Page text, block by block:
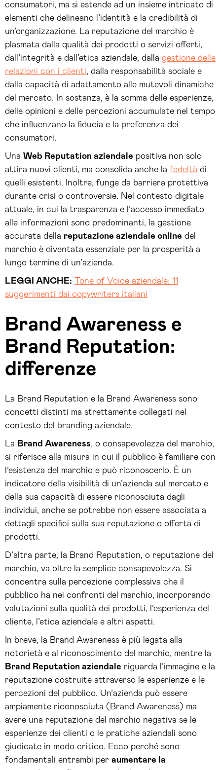
consumatori, ma si estende ad un insieme intricato di
elementi che delineano l’identità e la credibilità di
un’organizzazione. La reputazione del marchio è
plasmata dalla qualità dei prodotti o servizi offerti,
dall’integrità e dall’etica aziendale, dalla gestione delle
relazioni con i clienti, dalla responsabilità sociale e
dalla capacità di adattamento alle mutevoli dinamiche
del mercato. In sostanza, è la somma delle esperienze,
delle opinioni e delle percezioni accumulate nel tempo
che influenzano la fiducia e la preferenza dei
consumatori.
Una Web Reputation aziendale positiva non solo
attira nuovi clienti, ma consolida anche la fedeltà di
quelli esistenti. Inoltre, funge da barriera protettiva
durante crisi o controversie. Nel contesto digitale
attuale, in cui la trasparenza e l’accesso immediato
alle informazioni sono predominanti, la gestione
accurata della reputazione aziendale online del
marchio è diventata essenziale per la prosperità a
lungo termine di un’azienda.
LEGGI ANCHE: Tone of Voice aziendale: 11
suggerimenti dai copywriters italiani
Brand Awareness e
Brand Reputation:
differenze
La Brand Reputation e la Brand Awareness sono
concetti distinti ma strettamente collegati nel
contesto del branding aziendale.
La Brand Awareness, o consapevolezza del marchio,
si riferisce alla misura in cui il pubblico è familiare con
l’esistenza del marchio e può riconoscerlo. È un
indicatore della visibilità di un’azienda sul mercato e
della sua capacità di essere riconosciuta dagli
individui, anche se potrebbe non essere associata a
dettagli specifici sulla sua reputazione o offerta di
prodotti.
D’altra parte, la Brand Reputation, o reputazione del
marchio, va oltre la semplice consapevolezza. Si
concentra sulla percezione complessiva che il
pubblico ha nei confronti del marchio, incorporando
valutazioni sulla qualità dei prodotti, l’esperienza del
cliente, l’etica aziendale e altri aspetti.
In breve, la Brand Awareness è più legata alla
notorietà e al riconoscimento del marchio, mentre la
Brand Reputation aziendale riguarda l’immagine e la
reputazione costruite attraverso le esperienze e le
percezioni del pubblico. Un’azienda può essere
ampiamente riconosciuta (Brand Awareness) ma
avere una reputazione del marchio negativa se le
esperienze dei clienti o le pratiche aziendali sono
giudicate in modo critico. Ecco perché sono
fondamentali entrambi per aumentare la